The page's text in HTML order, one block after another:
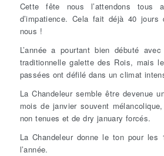
Cette fête nous l’attendons tous
d’impatience. Cela fait déjà 40 jours
nous !
L’année a pourtant bien débuté
traditionnelle galette des Rois, mais
passées ont défilé dans un climat
La Chandeleur semble être devenue
mois de janvier souvent
non tenues et de dry january forcés.
La Chandeleur donne le ton pour les
l’année.